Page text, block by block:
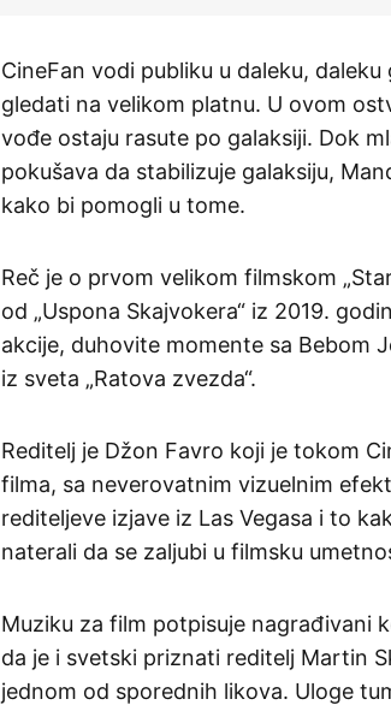
CineFan vodi publiku u daleku,
gledati na velikom platnu. U ovom
vođe ostaju rasute po galaksiji. Dok
pokušava da stabilizuje galaksiju,
kako bi pomogli u tome.
Reč je o prvom velikom filmskom
od „Uspona Skajvokera“ iz 2019.
akcije, duhovite momente sa Bebom
iz sveta „Ratova zvezda“.
Reditelj je Džon Favro koji je tokom
filma, sa neverovatnim vizuelnim
rediteljeve izjave iz Las Vegasa i to
naterali da se zaljubi u filmsku
Muziku za film potpisuje nagrađivani
da je i svetski priznati reditelj Martin
jednom od sporednih likova. Uloge